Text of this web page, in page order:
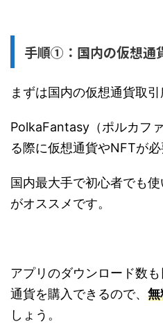
手順①：国内の仮想通
まずは国内の仮想通貨取引
PolkaFantasy（ポルカフ
る際に仮想通貨やNFTが必
国内最大手で初心者でも
がオススメです。
アプリのダウンロード数
通貨を購入できるので、 無
しょう。